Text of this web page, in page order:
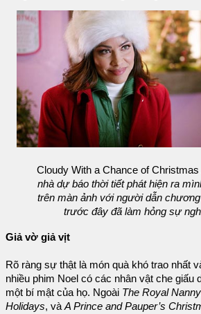
Cloudy With a Chance of Christmas
nhà dự báo thời tiết phát hiện ra
trên màn ảnh với người dẫn
trước đây đã làm hỏng sự
Giả vờ giả vịt
Rõ ràng sự thật là món quà khó trao nhất
nhiều phim Noel có các nhân vật che giấu
một bí mật của họ. Ngoài The Royal Nanny
Holidays, vàA Prince and Pauper’s